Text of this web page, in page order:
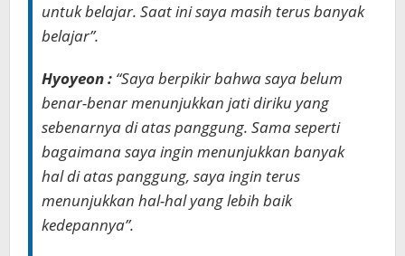
untuk belajar. Saat ini saya masih terus banyak
belajar”.
Hyoyeon : “Saya berpikir bahwa saya belum
benar-benar menunjukkan jati diriku yang
sebenarnya di atas panggung. Sama seperti
bagaimana saya ingin menunjukkan banyak
hal di atas panggung, saya ingin terus
menunjukkan hal-hal yang lebih baik
kedepannya”.